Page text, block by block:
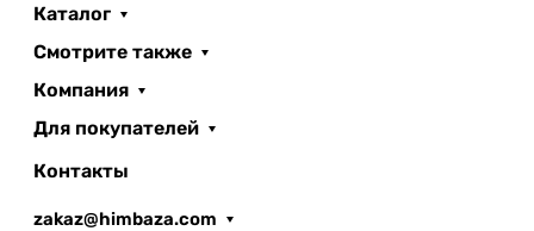
Каталог
Смотрите также
Компания
Для покупателей
Контакты
zakaz@himbaza.com